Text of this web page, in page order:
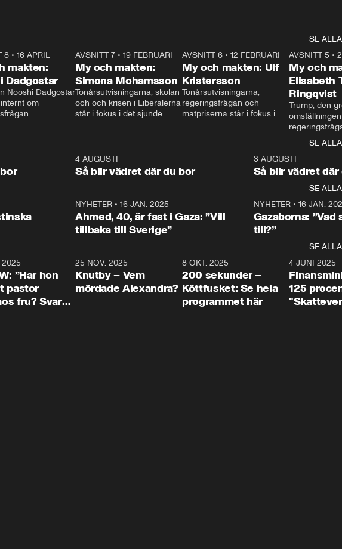
SE ALLA
8• 16 APRIL
makten:
Dadgostar
Nooshi Dadgostar
om
upp i val. Ska vi
så sitter vi förstås
24:30
AVSNITT 7• 19 FEBRUARI
My och makten:
Simona Mohamsson
Tonårsutvisningarna, skolan
och och krisen i Liberalerna
står i fokus i det sjunde
kommentator My
Rohwedder ställer
utbildnings- och
Mohamsson till svars.
27:30
AVSNITT 6 •12 FEBRUARI
My och makten: Ulf
Kristersson
Tonårsutvisningarna,
regeringsfrågan och
matpriserna står i fokus i
Rohwedder ställer
statsminister Ulf Kristersson
AVSNITT 5 •
My och
Elisabeth
Ringqvist
Trump, den
centrum i
avsnittet av
Makten”. Se
Aftonbladets
Rohwedder
Thand Ring
SE ALLA
4 AUGUSTI
Så blir vädret där du bor
3 AUGUSTI
Så blir vädret där
SE ALLA
NYHETER• 16 JAN. 2025
Ahmed, 40, är fast i Gaza: ”Vill
tillbaka till Sverige”
NYHETER• 16 JAN.
Gazaborna:
till?”
SE ALLA
2025
”Har hon
pastor
fru? Svar
31:05
25 NOV. 2025
Knutby – Vem
mördade Alexandra?
4:29
8 OKT. 2025
200 sekunder –
Köttfusket: Se hela
programmet här
4 JUNI 2025
125